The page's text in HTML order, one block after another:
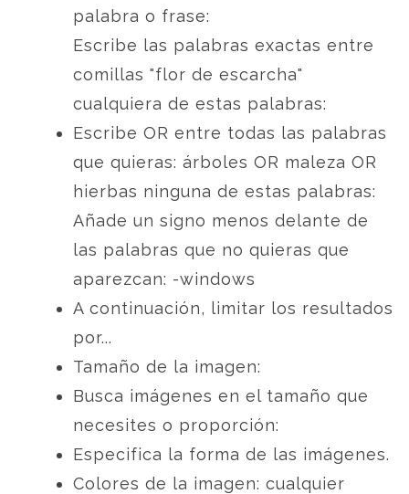
palabra o frase:
Escribe las palabras exactas entre
comillas "flor de escarcha"
cualquiera de estas palabras:
Escribe OR entre todas las palabras
que quieras: árboles OR maleza OR
hierbas ninguna de estas palabras:
Añade un signo menos delante de
las palabras que no quieras que
aparezcan: -windows
A continuación, limitar los resultados
por...
Tamaño de la imagen:
Busca imágenes en el tamaño que
necesites o proporción:
Especifica la forma de las imágenes.
Colores de la imagen: cualquier